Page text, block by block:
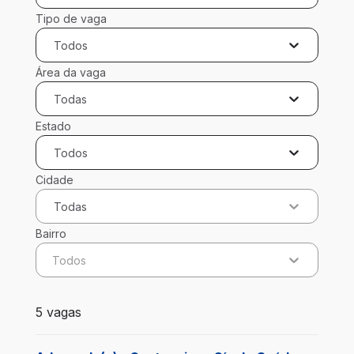
Tipo de vaga
Todos
Área da vaga
Todas
Estado
Todos
Cidade
Todas
Bairro
Todos
5 vagas encontradas para 0 filtros aplicados
5 vagas